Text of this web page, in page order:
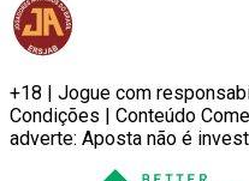
+18 | Jogue com
Condições | Conteúdo
adverte: Aposta não é